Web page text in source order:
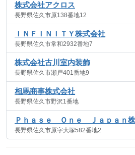
株式会社アクロス
長野県佐久市原138番地12
ＩＮＦＩＮＩＴＹ株式会社
長野県佐久市常和2932番地7
株式会社古川室内装飾
長野県佐久市瀬戸401番地9
相馬商事株式会社
長野県佐久市野沢1番地
Ｐｈａｓｅ Ｏｎｅ Ｊａｐａｎ
長野県佐久市原字大塚582番地2